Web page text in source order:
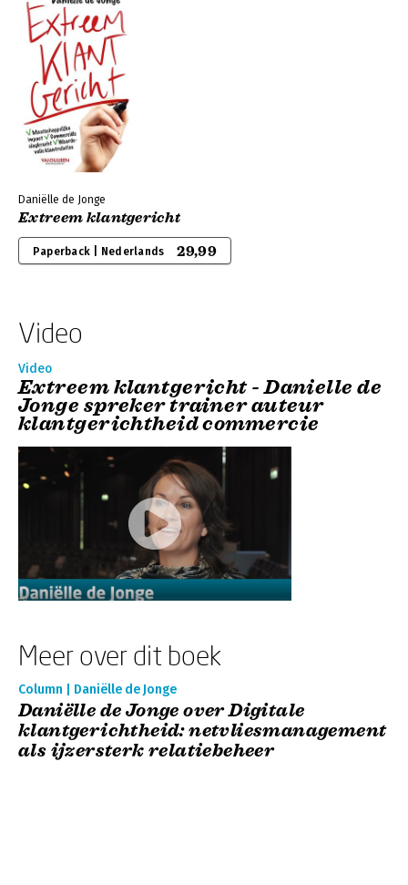
Daniëlle de Jonge
Extreem klantgericht
Paperback | Nederlands 29,99
Video
Video
Extreem klantgericht - Danielle de
Jonge spreker trainer auteur
klantgerichtheid commercie
Meer over dit boek
Column | Daniëlle de Jonge
Daniëlle de Jonge over Digitale
klantgerichtheid: netvliesmanagement
als ijzersterk relatiebeheer